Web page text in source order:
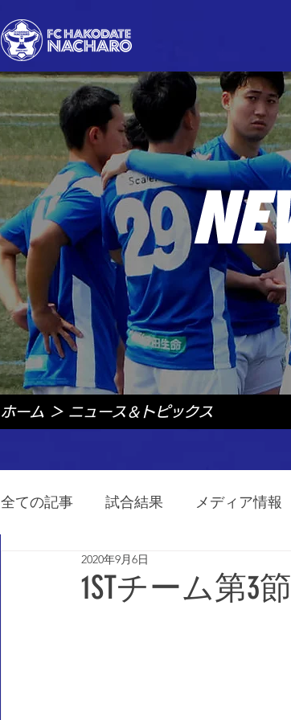
ホーム ＞ ニュース＆トピックス
全ての記事 試合結果 メディア情報
1STチーム第3節
2020年9月6日